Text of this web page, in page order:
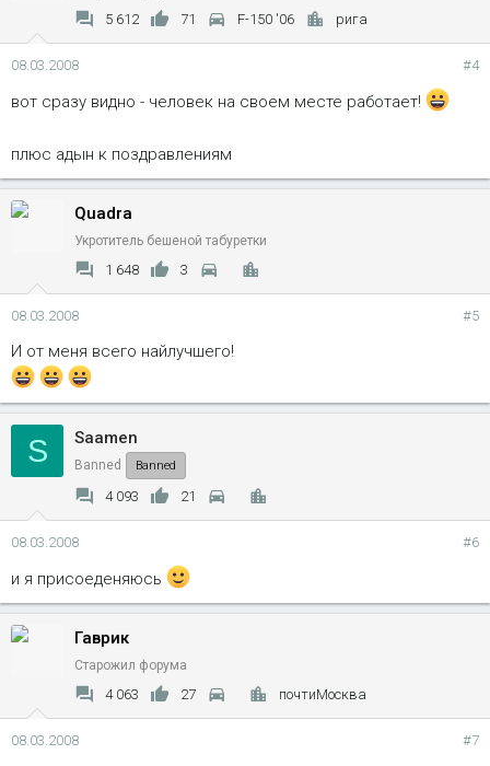
5 612 71 F-150 '06 рига
08.03.2008 #4
вот сразу видно - человек на своем месте работает!
плюс адын к поздравлениям
Quadra
Укротитель бешеной табуретки
1 648 3
08.03.2008 #5
И от меня всего найлучшего!
S Saamen
Banned Banned
4 093 21
08.03.2008 #6
и я присоеденяюсь
Гаврик
Старожил форума
4 063 27 почтиМосква
08.03.2008 #7